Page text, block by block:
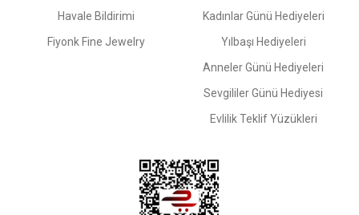
Havale Bildirimi
Fiyonk Fine Jewelry
Kadınlar Günü Hediyeleri
Yılbaşı Hediyeleri
Anneler Günü Hediyeleri
Sevgililer Günü Hediyesi
Evlilik Teklif Yüzükleri